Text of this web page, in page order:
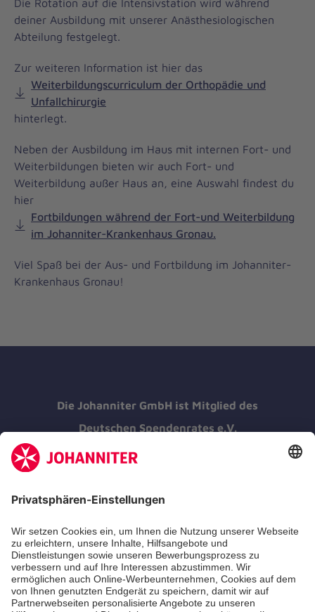
Die Rotation auf die Intensivstation wird während
deiner Ausbildung mit unserer Anästhesiologischen
Abteilung festgelegt.
Zur weiteren Information ist hier das
Weiterbildungscurriculum der Orthopädie und
Unfallchirurgie
hinterlegt.
Neben der Ausbildung im Haus mit internen Fort- und
Weiterbildungen bieten wir auch Fort- und
Weiterbildung außer Haus an, eine Auswahl findest du
hier
Fortbildungen während der Fort-und Weiterbildung
im Johanniter-Krankenhaus Gronau​​​​​​​.
Viel Spaß bei der Aus- und Fortbildung im Johanniter-
Krankenhaus Gronau!
Die Johanniter GmbH ist Mitglied des
Deutschen Spendenrates e.V.
Kununu Top Company 2026